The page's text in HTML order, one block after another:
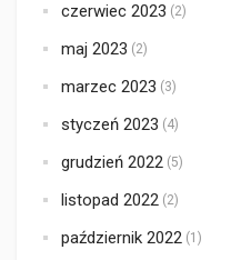
czerwiec 2023 (2)
maj 2023 (2)
marzec 2023 (3)
styczeń 2023 (4)
grudzień 2022 (5)
listopad 2022 (2)
październik 2022 (1)